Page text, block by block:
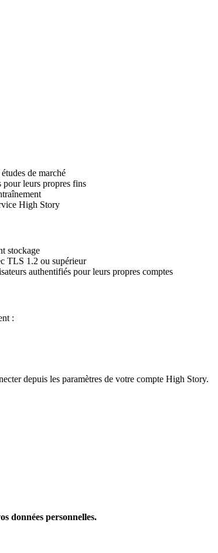
de marché
pour leurs propres fins
High Story
stockage
TLS 1.2 ou supérieur
authentifiés pour leurs propres comptes
:
depuis les paramètres de votre compte High Story.
données personnelles.